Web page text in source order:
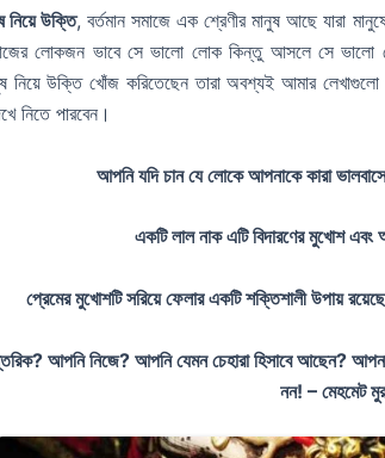
নিয়ে উক্তি, বর্তমান সমাজে এক শ্রেণীর মানুষ আছে যারা
লোকজন ভাবে সে ভালো লোক কিন্তু আসলে সে ভালো
নিয়ে উক্তি খোঁজ করিতেছেন তারা অবশ্যই আমার
নিতে পারবেন।
আপনি যদি চান যে লোকে আপনাকে কারা
একটি লাল নাক এটি বিদারণের মুখোশ
প্রেমের মুখোশটি সরিয়ে ফেলার একটি শক্তিশালী উপায়
আপনি নিজে? আপনি যেমন চেহারা হিসাবে আছেন?
নন! – মেহমেট